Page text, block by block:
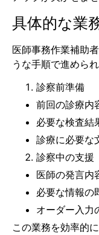
具体的な業
医師事務作業補助
うな手順で進められ
診察前準備
前回の診療内
必要な検査結
診療に必要な
診察中の支援
医師の発言内
必要な情報の
オーダー入力
この業務を効率的